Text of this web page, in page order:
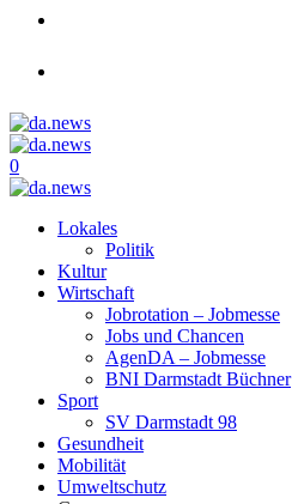
0
Lokales
Politik
Kultur
Wirtschaft
Jobrotation – Jobmesse
Jobs und Chancen
AgenDA – Jobmesse
BNI Darmstadt Büchner
Sport
SV Darmstadt 98
Gesundheit
Mobilität
Umweltschutz